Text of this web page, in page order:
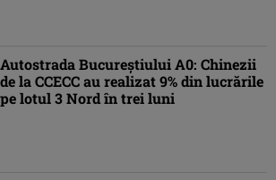
Autostrada Bucureștiului A0: Chinezii
de la CCECC au realizat 9% din lucrările
pe lotul 3 Nord în trei luni